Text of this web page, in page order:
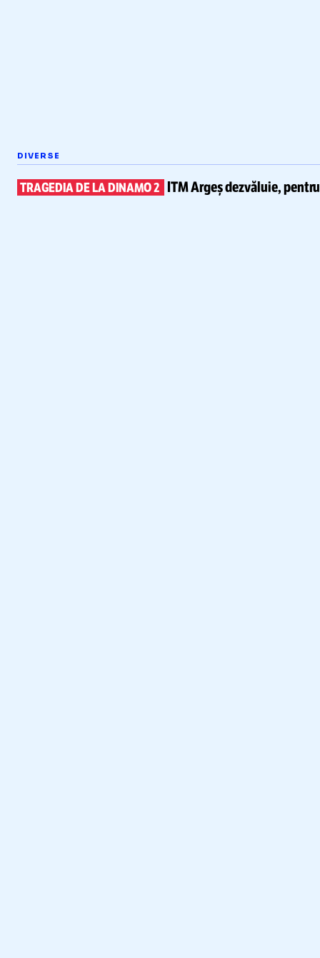
DIVERSE
TRAGEDIA DE LA DINAMO 2 ITM Argeș dezvăluie,